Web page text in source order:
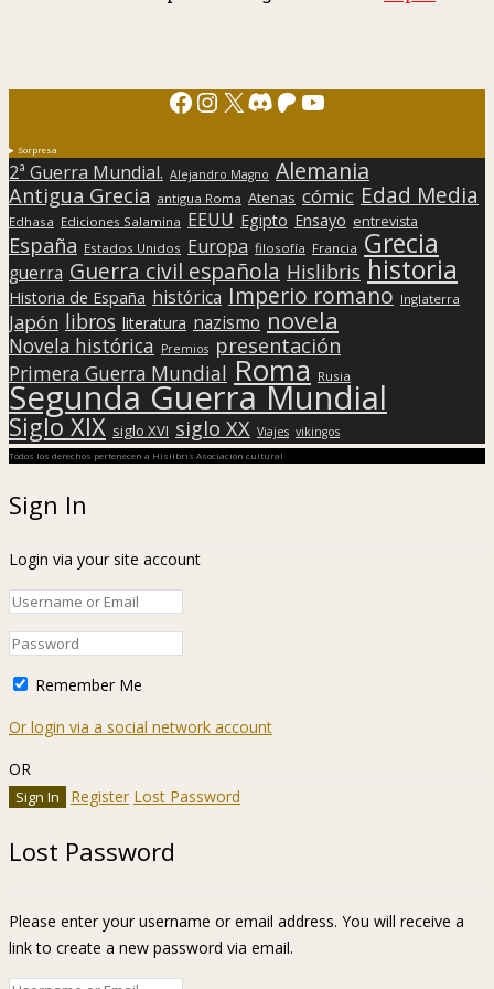
Facebook
Instagram
X Discord
Patreon
YouTube
Sorpresa
2ª Guerra Mundial. Alejandro Magno Alemania
Antigua Grecia antigua Roma Atenas cómic Edad Media
Edhasa Ediciones Salamina EEUU Egipto Ensayo entrevista
España Estados Unidos Europa filosofía Francia Grecia
guerra Guerra civil española Hislibris historia
Historia de España histórica Imperio romano Inglaterra
Japón libros literatura nazismo novela
Novela histórica Premios presentación
Primera Guerra Mundial Roma Rusia
Segunda Guerra Mundial
Siglo XIX siglo XVI siglo XX Viajes vikingos
Todos los derechos pertenecen a Hislibris Asociación cultural
Sign In
Login via your site account
Remember Me
Or login via a social network account
OR
Register Lost Password
Lost Password
Please enter your username or email address. You will receive a
link to create a new password via email.